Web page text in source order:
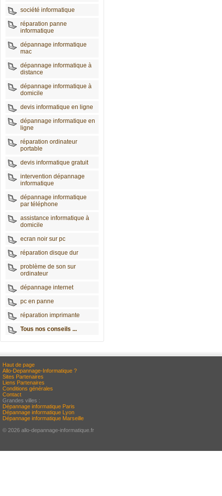
société informatique
réparation panne
informatique
dépannage informatique
mac
dépannage informatique à
distance
dépannage informatique à
domicile
devis informatique en ligne
dépannage informatique en
ligne
réparation ordinateur
portable
devis informatique gratuit
intervention dépannage
informatique
dépannage informatique
par téléphone
assistance informatique à
domicile
ecran noir sur pc
réparation disque dur
problème de son sur
ordinateur
dépannage internet
pc en panne
réparation imprimante
Tous nos conseils ...
Haut de page
Allo-Depannage-Informatique ?
Sites Partenaires
Liens Partenaires
Conditions générales
Contact
Grandes villes :
Dépannage informatique Paris
Dépannage informatique Lyon
Dépannage informatique Marseille
© 2026 allo-depannage-informatique.fr